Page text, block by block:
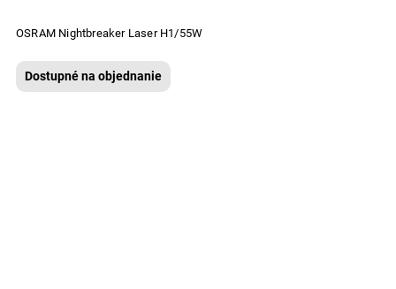
OSRAM Nightbreaker Laser H1/55W
Dostupné na objednanie